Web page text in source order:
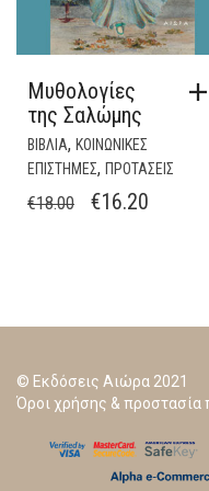
Μυθολογίες
της Σαλώμης
ΒΙΒΛΙΑ, ΚΟΙΝΩΝΙΚΕΣ
ΕΠΙΣΤΗΜΕΣ, ΠΡΟΤΑΣΕΙΣ
€18.00
ORIGINAL
€16.20
€16.20.
© Εκδόσεις Αιώρα 2021
Όροι χρήσης &